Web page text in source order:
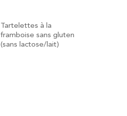
Tartelettes à la
framboise sans gluten
(sans lactose/lait)